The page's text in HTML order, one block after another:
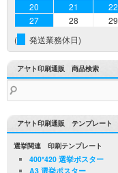
20
21 22
27
28 29
(
発送業務休日)
アヤト印刷通販 商品検索
検
索:
アヤト印刷通販 テンプレート
選挙関連 印刷テンプレート
400*420 選挙ポスター
A3 選挙ポスター